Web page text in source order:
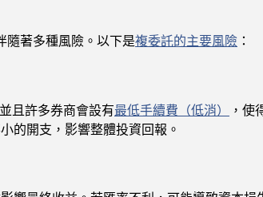
隨著多種風險。以下是複委託的主要風險 ：
且許多券商會設有最低手續費（低消）
，使
的開支，影響整體投資回報。